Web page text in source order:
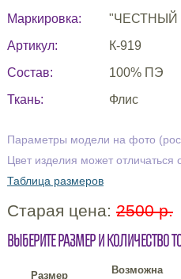
Маркировка:
"ЧЕСТНЫЙ
Артикул:
К-919
Состав:
100% ПЭ
Ткань:
Флис
Параметры модели на фото
Цвет изделия может отличаться
Таблица размеров
Старая цена: 2500 р.
Выберите размер и количество
Размер
Возможна